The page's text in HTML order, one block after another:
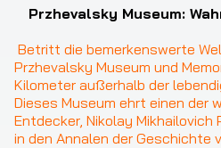
Przhevalsky Museum:
Betritt die bemerkenswerte
Przhevalsky Museum und
Kilometer außerhalb der
Dieses Museum ehrt einen der
Entdecker, Nikolay Mikhailovich
in den Annalen der Geschichte